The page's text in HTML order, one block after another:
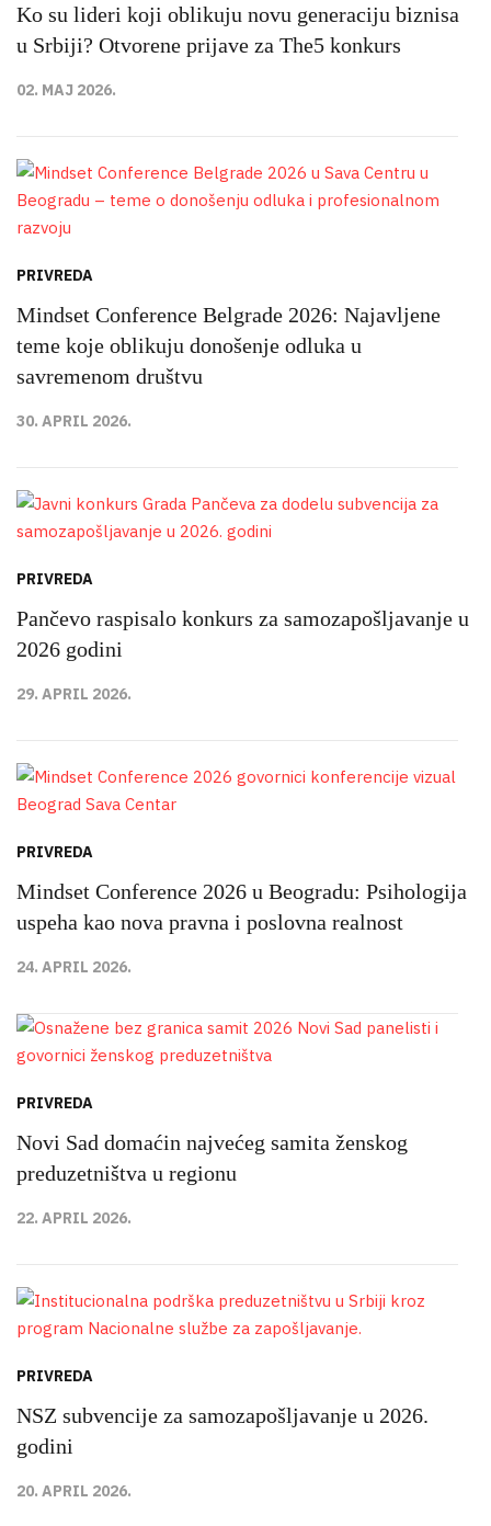
Ko su lideri koji oblikuju novu generaciju biznisa
u Srbiji? Otvorene prijave za The5 konkurs
02. MAJ 2026.
PRIVREDA
Mindset Conference Belgrade 2026: Najavljene
teme koje oblikuju donošenje odluka u
savremenom društvu
30. APRIL 2026.
PRIVREDA
Pančevo raspisalo konkurs za samozapošljavanje u
2026 godini
29. APRIL 2026.
PRIVREDA
Mindset Conference 2026 u Beogradu: Psihologija
uspeha kao nova pravna i poslovna realnost
24. APRIL 2026.
PRIVREDA
Novi Sad domaćin najvećeg samita ženskog
preduzetništva u regionu
22. APRIL 2026.
PRIVREDA
NSZ subvencije za samozapošljavanje u 2026.
godini
20. APRIL 2026.